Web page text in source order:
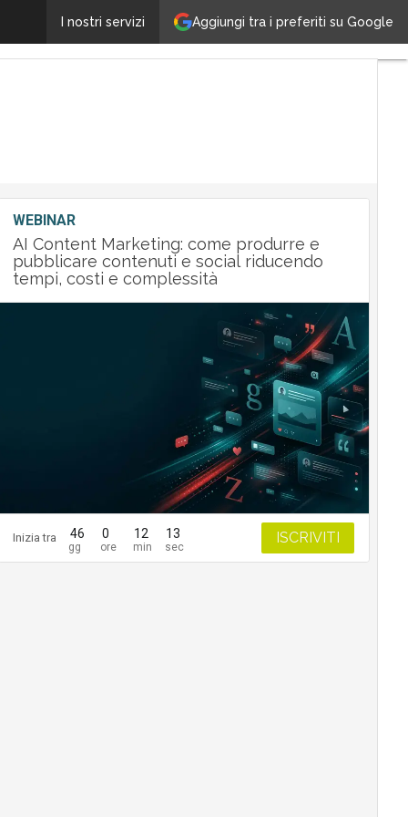
Aggiungi tra i preferiti su Google
I nostri servizi
CES 2018: le migliori tecnologie del futuroUltimi
articoli
Tech
WEBINAR
AI Content Marketing: come produrre e
pubblicare contenuti e social riducendo
tempi, costi e complessità
Inizia tra 46 0 12 12 ISCRIVITI